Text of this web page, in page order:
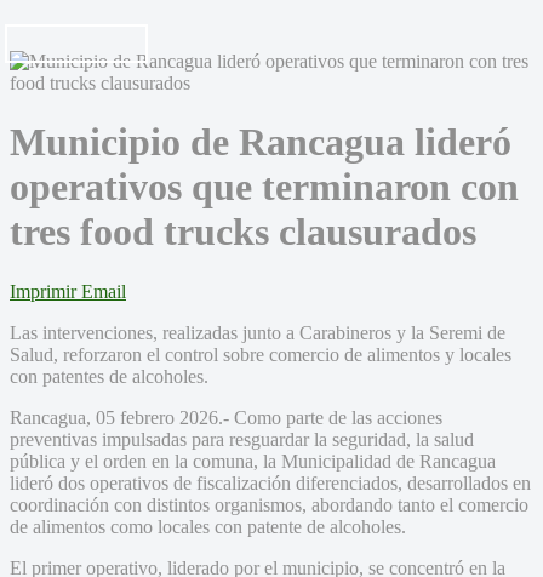
Municipio de Rancagua lideró
operativos que terminaron con
tres food trucks clausurados
Imprimir Email
Las intervenciones, realizadas junto a Carabineros y la Seremi de
Salud, reforzaron el control sobre comercio de alimentos y locales
con patentes de alcoholes.
Rancagua, 05 febrero 2026.- Como parte de las acciones
preventivas impulsadas para resguardar la seguridad, la salud
pública y el orden en la comuna, la Municipalidad de Rancagua
lideró dos operativos de fiscalización diferenciados, desarrollados en
coordinación con distintos organismos, abordando tanto el comercio
de alimentos como locales con patente de alcoholes.
El primer operativo, liderado por el municipio, se concentró en la